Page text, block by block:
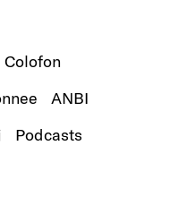
Colofon
ANBI
Podcasts